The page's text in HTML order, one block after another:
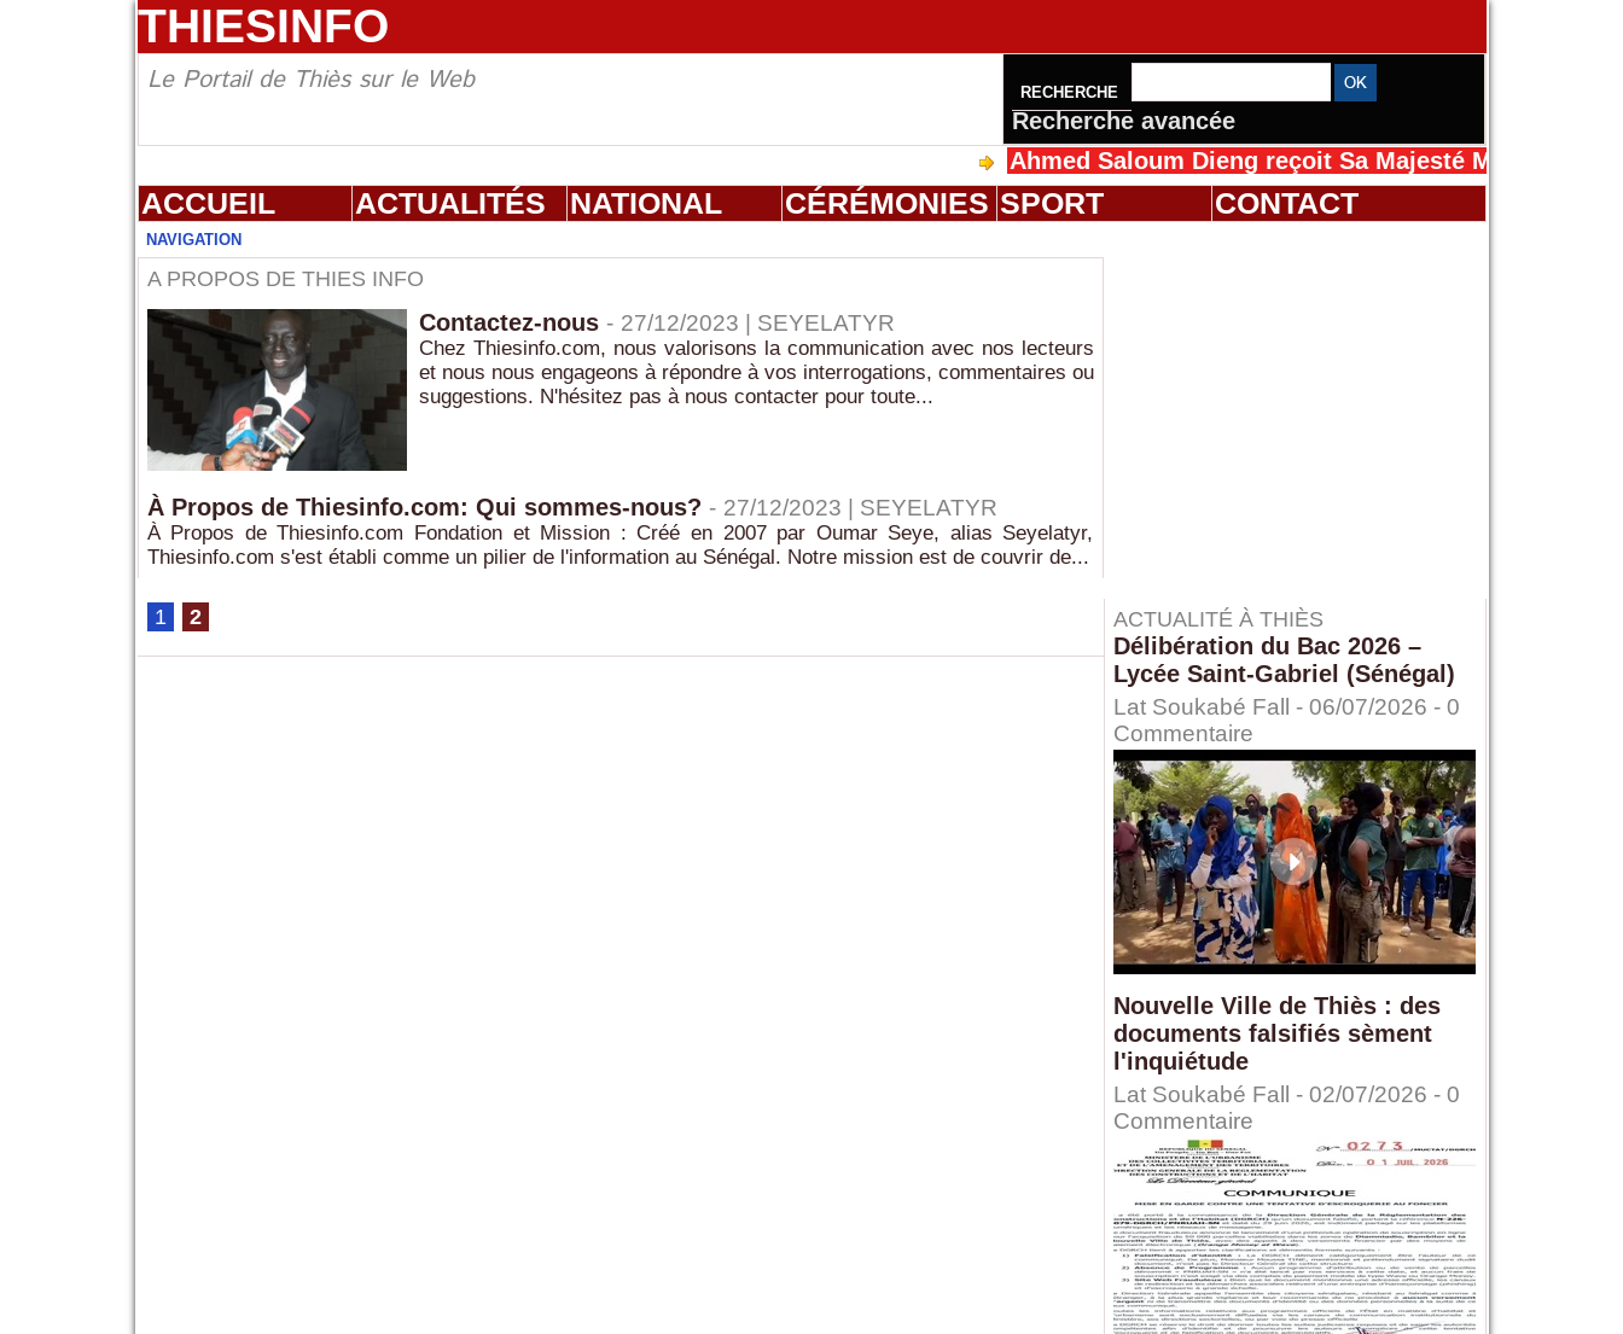
THIESINFO
Le Portail de Thiès sur le Web RECHERCHE
Recherche avancée
Ahmed Saloum Dieng reçoit Sa Majesté Mansah Cissé au
ACCUEIL ACTUALITÉS NATIONAL CÉRÉMONIES SPORT CONTACT
NAVIGATION
A PROPOS DE THIES INFO
Contactez-nous - 27/12/2023 | SEYELATYR
Chez Thiesinfo.com, nous valorisons la communication avec nos lecteurs
et nous nous engageons à répondre à vos interrogations, commentaires ou
suggestions. N'hésitez pas à nous contacter pour toute...
À Propos de Thiesinfo.com: Qui sommes-nous? - 27/12/2023 | SEYELATYR
À Propos de Thiesinfo.com Fondation et Mission : Créé en 2007 par Oumar Seye, alias Seyelatyr,
Thiesinfo.com s'est établi comme un pilier de l'information au Sénégal. Notre mission est de couvrir de...
1 2 ACTUALITÉ À THIÈS
Délibération du Bac 2026 –
Lycée Saint-Gabriel (Sénégal)
Lat Soukabé Fall - 06/07/2026 - 0
Commentaire
Nouvelle Ville de Thiès : des
documents falsifiés sèment
l'inquiétude
Lat Soukabé Fall - 02/07/2026 - 0
Commentaire